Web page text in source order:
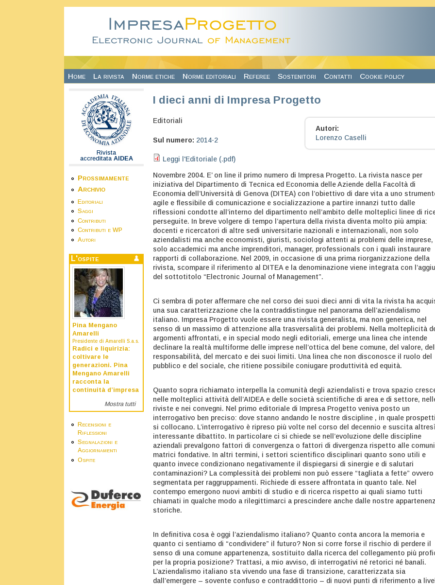
Home La rivista Norme etiche Norme editoriali Referee Sostenitori Contatti Cookie policy
Rivista
accreditata AIDEA
Prossimamente
Archivio
Editoriali
Saggi
Contributi
Contributi e WP
Autori
L'ospite
Pina Mengano
Amarelli
Presidente di Amarelli S.a.s.
Radici e liquirizia:
coltivare le
generazioni. Pina
Mengano Amarelli
racconta la
continuità d’impresa
Mostra tutti
Recensioni e
Riflessioni
Segnalazioni e
Aggiornamenti
Ospite
I dieci anni di Impresa Progetto
Editoriali
Sul numero: 2014-2
Autori:
Lorenzo Caselli
Leggi l'Editoriale (.pdf)
Novembre 2004. E’ on line il primo numero di Impresa Progetto. La rivista nasce per
iniziativa del Dipartimento di Tecnica ed Economia delle Aziende della Facoltà di
Economia dell’Università di Genova (DITEA) con l’obiettivo di dare vita a uno
agile e flessibile di comunicazione e socializzazione a partire innanzi tutto dalle
riflessioni condotte all’interno del dipartimento nell’ambito delle molteplici linee di
perseguite. In breve volgere di tempo l’apertura della rivista diventa molto più ampia:
docenti e ricercatori di altre sedi universitarie nazionali e internazionali, non solo
aziendalisti ma anche economisti, giuristi, sociologi attenti ai problemi delle imprese,
solo accademici ma anche imprenditori, manager, professionals con i quali instaurare
rapporti di collaborazione. Nel 2009, in occasione di una prima riorganizzazione della
rivista, scompare il riferimento al DITEA e la denominazione viene integrata con
del sottotitolo “Electronic Journal of Management”.
Ci sembra di poter affermare che nel corso dei suoi dieci anni di vita la rivista ha
una sua caratterizzazione che la contraddistingue nel panorama dell’aziendalismo
italiano. Impresa Progetto vuole essere una rivista generalista, ma non generica, nel
senso di un massimo di attenzione alla trasversalità dei problemi. Nella molteplicità
argomenti affrontati, e in special modo negli editoriali, emerge una linea che intende
declinare la realtà multiforme delle imprese nell’ottica del bene comune, del valore,
responsabilità, del mercato e dei suoi limiti. Una linea che non disconosce il ruolo del
pubblico e del sociale, che ritiene possibile coniugare produttività ed equità.
Quanto sopra richiamato interpella la comunità degli aziendalisti e trova spazio
nelle molteplici attività dell’AIDEA e delle società scientifiche di area e di settore,
riviste e nei convegni. Nel primo editoriale di Impresa Progetto veniva posto un
interrogativo ben preciso: dove stanno andando le nostre discipline , in quale
si collocano. L’interrogativo è ripreso più volte nel corso del decennio e suscita
interessante dibattito. In particolare ci si chiede se nell’evoluzione delle discipline
aziendali prevalgono fattori di convergenza o fattori di divergenza rispetto alle comuni
matrici fondative. In altri termini, i settori scientifico disciplinari quanto sono utili e
quanto invece condizionano negativamente il dispiegarsi di sinergie e di salutari
contaminazioni? La complessità dei problemi non può essere “tagliata a fette” ovvero
segmentata per raggruppamenti. Richiede di essere affrontata in quanto tale. Nel
contempo emergono nuovi ambiti di studio e di ricerca rispetto ai quali siamo tutti
chiamati in qualche modo a rilegittimarci a prescindere anche dalle nostre
storiche.
In definitiva cosa è oggi l’aziendalismo italiano? Quanto conta ancora la memoria e
quanto ci sentiamo di “condividere” il futuro? Non si corre forse il rischio di perdere il
senso di una comune appartenenza, sostituito dalla ricerca del collegamento più
per la propria posizione? Trattasi, a mio avviso, di interrogativi né retorici né banali.
L’aziendalismo italiano sta vivendo una fase di transizione, caratterizzata sia
dall’emergere – sovente confuso e contraddittorio – di nuovi punti di riferimento a